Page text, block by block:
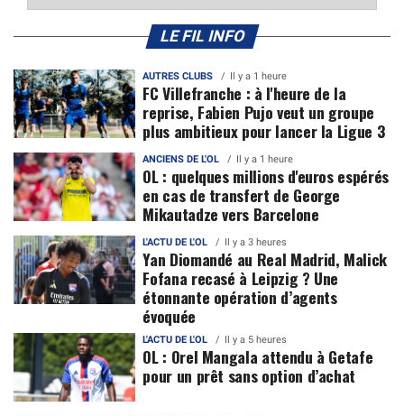
LE FIL INFO
AUTRES CLUBS Il y a 1 heure
FC Villefranche : à l'heure de la
reprise, Fabien Pujo veut un groupe
plus ambitieux pour lancer la Ligue 3
ANCIENS DE L'OL Il y a 1 heure
OL : quelques millions d'euros espérés
en cas de transfert de George
Mikautadze vers Barcelone
L'ACTU DE L'OL Il y a 3 heures
Yan Diomandé au Real Madrid, Malick
Fofana recasé à Leipzig ? Une
étonnante opération d’agents
évoquée
L'ACTU DE L'OL Il y a 5 heures
OL : Orel Mangala attendu à Getafe
pour un prêt sans option d’achat